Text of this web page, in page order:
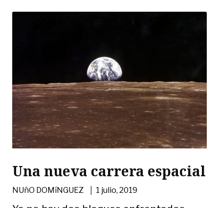
Una nueva carrera espacial
NUñO DOMíNGUEZ | 1 julio, 2019